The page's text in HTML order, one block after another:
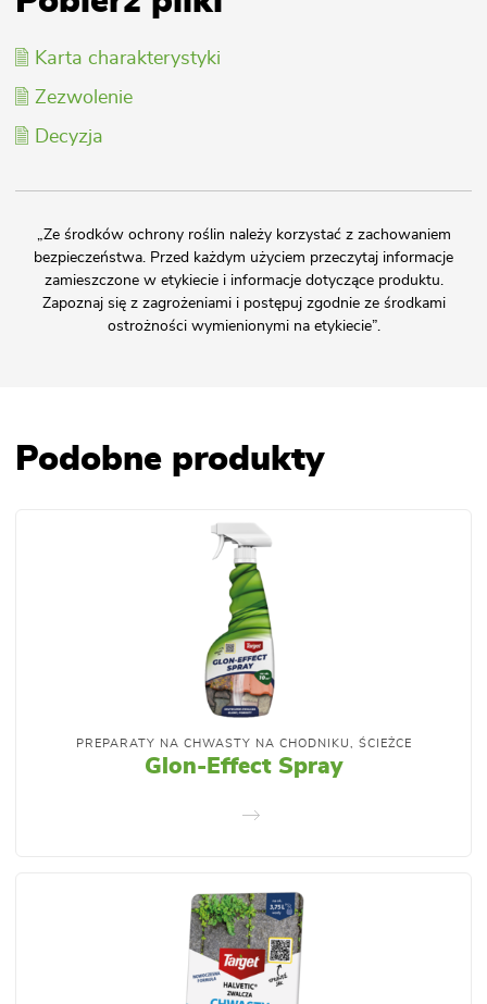
Karta charakterystyki
Zezwolenie
Decyzja
„Ze środków ochrony roślin należy korzystać z zachowaniem
bezpieczeństwa. Przed każdym użyciem przeczytaj informacje
zamieszczone w etykiecie i informacje dotyczące produktu.
Zapoznaj się z zagrożeniami i postępuj zgodnie ze środkami
ostrożności wymienionymi na etykiecie”.
Podobne produkty
PREPARATY NA CHWASTY NA CHODNIKU, ŚCIEŻCE
Glon-Effect Spray